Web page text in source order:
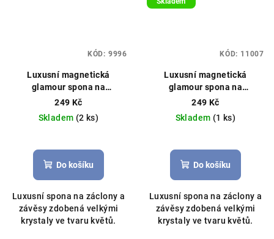
Luxusní magnetická
glamour spona na
záclony/závěsy s krystaly
33cm stříbrná
249 Kč
Skladem (2 ks)
hodnocení
produktu
z
5
hvězdiček.
Do košíku
Luxusní spona na záclony a
závěsy zdobená velkými
krystaly ve tvaru květů.
KÓD: 9996
Luxusní magnetická
glamour spona na
záclony/závěsy s krystaly
33cm stříbrná
249 Kč
Skladem (1 ks)
Do košíku
Luxusní spona na záclony a
závěsy zdobená velkými
krystaly ve tvaru květů.
KÓD: 11007